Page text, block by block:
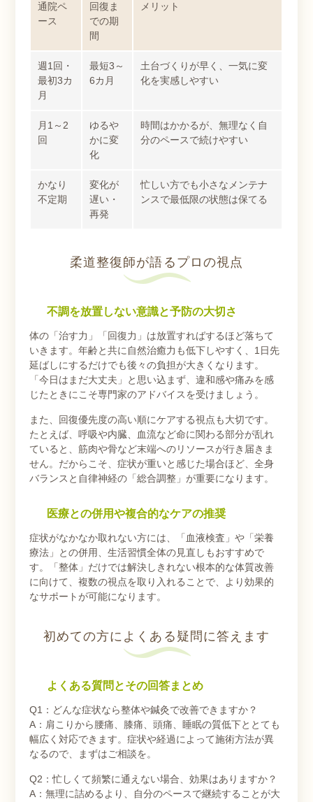
通院ペ
ース
回復ま
での期
間
メリット
週1回・
最初3カ
月
最短3～
6カ月
土台づくりが早く、一気に変
化を実感しやすい
月1～2
回
ゆるや
かに変
化
時間はかかるが、無理なく自
分のペースで続けやすい
かなり
不定期
変化が
遅い・
再発
忙しい方でも小さなメンテナ
ンスで最低限の状態は保てる
柔道整復師が語るプロの視点
不調を放置しない意識と予防の大切さ
体の「治す力」「回復力」は放置すればするほど落ちて
いきます。年齢と共に自然治癒力も低下しやすく、1日先
延ばしにするだけでも後々の負担が大きくなります。
「今日はまだ大丈夫」と思い込まず、違和感や痛みを感
じたときにこそ専門家のアドバイスを受けましょう。
また、回復優先度の高い順にケアする視点も大切です。
たとえば、呼吸や内臓、血流など命に関わる部分が乱れ
ていると、筋肉や骨など末端へのリソースが行き届きま
せん。だからこそ、症状が重いと感じた場合ほど、全身
バランスと自律神経の「総合調整」が重要になります。
医療との併用や複合的なケアの推奨
症状がなかなか取れない方には、「血液検査」や「栄養
療法」との併用、生活習慣全体の見直しもおすすめで
す。「整体」だけでは解決しきれない根本的な体質改善
に向けて、複数の視点を取り入れることで、より効果的
なサポートが可能になります。
初めての方によくある疑問に答えます
よくある質問とその回答まとめ
Q1：どんな症状なら整体や鍼灸で改善できますか？
A：肩こりから腰痛、膝痛、頭痛、睡眠の質低下ととても
幅広く対応できます。症状や経過によって施術方法が異
なるので、まずはご相談を。
Q2：忙しくて頻繁に通えない場合、効果はありますか？
A：無理に詰めるより、自分のペースで継続することが大